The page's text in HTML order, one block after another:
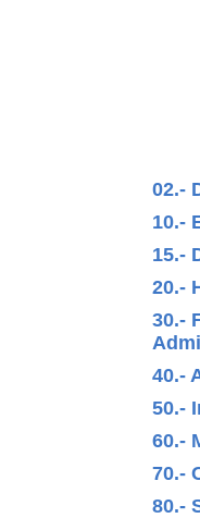
02.-
10.-
15.-
20.-
30.-
40.-
50.-
60.-
70.-
80.-